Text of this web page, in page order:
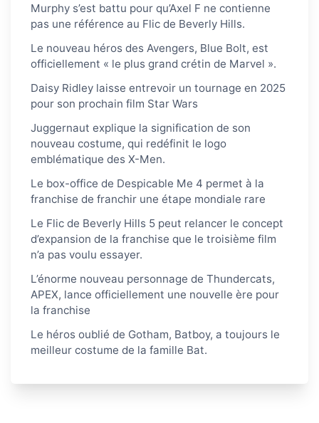
Murphy s’est battu pour qu’Axel F ne contienne
pas une référence au Flic de Beverly Hills.
Le nouveau héros des Avengers, Blue Bolt, est
officiellement « le plus grand crétin de Marvel ».
Daisy Ridley laisse entrevoir un tournage en 2025
pour son prochain film Star Wars
Juggernaut explique la signification de son
nouveau costume, qui redéfinit le logo
emblématique des X-Men.
Le box-office de Despicable Me 4 permet à la
franchise de franchir une étape mondiale rare
Le Flic de Beverly Hills 5 peut relancer le concept
d’expansion de la franchise que le troisième film
n’a pas voulu essayer.
L’énorme nouveau personnage de Thundercats,
APEX, lance officiellement une nouvelle ère pour
la franchise
Le héros oublié de Gotham, Batboy, a toujours le
meilleur costume de la famille Bat.